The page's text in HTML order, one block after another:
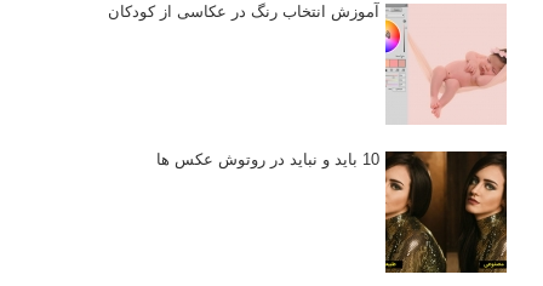
آموزش انتخاب رنگ در عکاسی از کودکان
10 باید و نباید در روتوش عکس ها